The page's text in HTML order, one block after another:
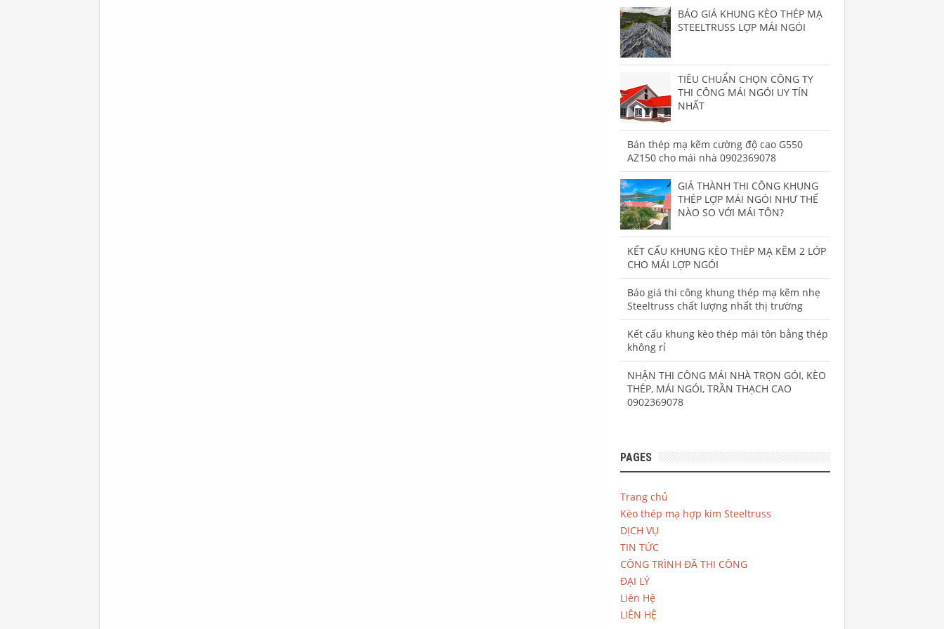
BÁO GIÁ KHUNG KÈO THÉP MẠ
STEELTRUSS LỢP MÁI NGÓI
TIÊU CHUẨN CHỌN CÔNG TY
THI CÔNG MÁI NGÓI UY TÍN
NHẤT
Bán thép mạ kẽm cường độ cao G550
AZ150 cho mái nhà 0902369078
GIÁ THÀNH THI CÔNG KHUNG
THÉP LỢP MÁI NGÓI NHƯ THẾ
NÀO SO VỚI MÁI TÔN?
KẾT CẤU KHUNG KÈO THÉP MẠ KẼM 2 LỚP
CHO MÁI LỢP NGÓI
Báo giá thi công khung thép mạ kẽm nhẹ
Steeltruss chất lượng nhất thị trường
Kết cấu khung kèo thép mái tôn bằng thép
không rỉ
NHẬN THI CÔNG MÁI NHÀ TRỌN GÓI, KÈO
THÉP, MÁI NGÓI, TRẦN THẠCH CAO
0902369078
PAGES
Trang chủ
Kèo thép mạ hợp kim Steeltruss
DỊCH VỤ
TIN TỨC
CÔNG TRÌNH ĐÃ THI CÔNG
ĐẠI LÝ
Liên Hệ
LIÊN HỆ